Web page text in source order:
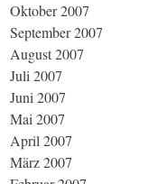
Oktober 2007
September 2007
August 2007
Juli 2007
Juni 2007
Mai 2007
April 2007
März 2007